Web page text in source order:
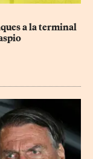
a la terminal